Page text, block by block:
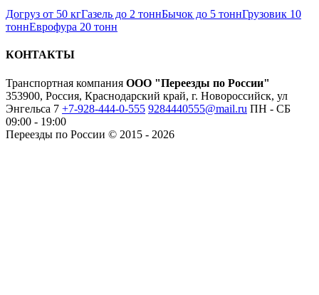
Догруз от 50 кгГазель до 2 тоннБычок до 5 тоннГрузовик 10
тоннЕврофура 20 тонн
КОНТАКТЫ
Транспортная компания ООО "Переезды по России"
353900, Россия, Краснодарский край, г. Новороссийск, ул
Энгельса 7 +7-928-444-0-555 9284440555@mail.ru ПН - СБ
09:00 - 19:00
Переезды по России © 2015 - 2026